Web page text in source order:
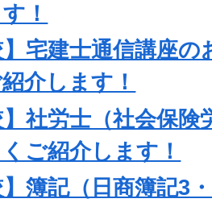
！
】宅建士通信講座
介します！
】社労士（社会保
ご紹介します！
】簿記（日商簿記3